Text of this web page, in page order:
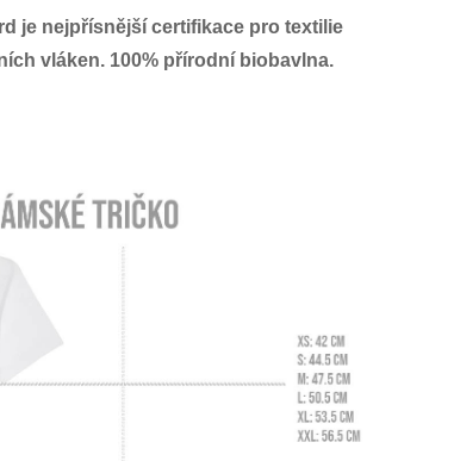
je nejpřísnější certifikace pro textilie
vláken. 100% přírodní biobavlna.